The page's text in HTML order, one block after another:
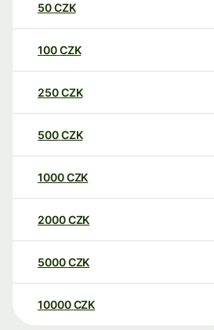
50CZK
100CZK
250CZK
500CZK
1000CZK
2000CZK
5000CZK
10000 CZK